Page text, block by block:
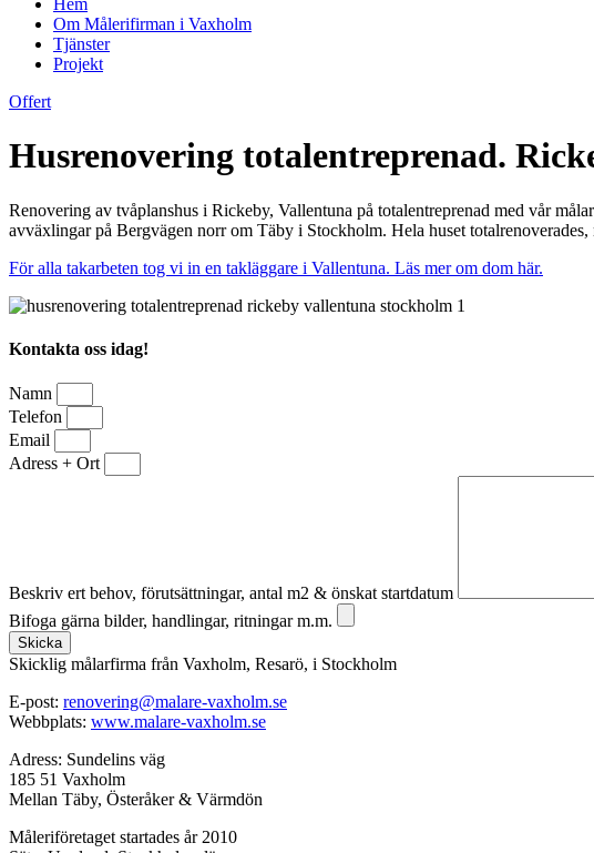
Hem
Om Målerifirman i Vaxholm
Tjänster
Projekt
Offert
Husrenovering totalentreprenad.
Renovering av tvåplanshus i Rickeby, Vallentuna på totalentreprenad med vår
avväxlingar på Bergvägen norr om Täby i Stockholm. Hela huset
För alla takarbeten tog vi in en takläggare i Vallentuna. Läs mer om dom här.
Kontakta oss idag!
Namn
Telefon
Email
Adress + Ort
Beskriv ert behov, förutsättningar, antal m2 & önskat startdatum
Bifoga gärna bilder, handlingar, ritningar m.m.
Skicka
Skicklig målarfirma från Vaxholm, Resarö, i Stockholm
E-post: renovering@malare-vaxholm.se
Webbplats: www.malare-vaxholm.se
Adress: Sundelins väg
185 51 Vaxholm
Mellan Täby, Österåker & Värmdön
Måleriföretaget startades år 2010